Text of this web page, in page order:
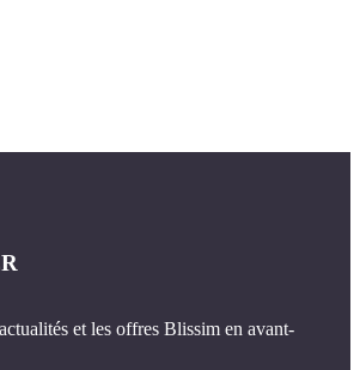
et les offres Blissim en avant-